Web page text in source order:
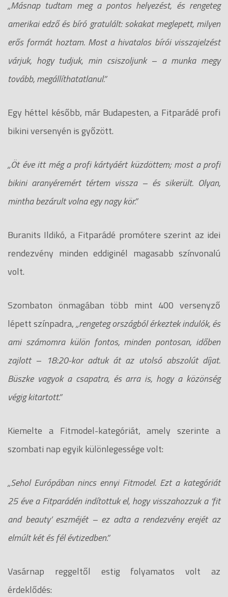
„Másnap tudtam meg a pontos helyezést, és rengeteg
amerikai edző és bíró gratulált: sokakat meglepett, milyen
erős formát hoztam. Most a hivatalos bírói visszajelzést
várjuk, hogy tudjuk, min csiszoljunk – a munka megy
tovább, megállíthatatlanul.”
Egy héttel később, már Budapesten, a Fitparádé profi
bikini versenyén is győzött.
„Öt éve itt még a profi kártyáért küzdöttem; most a profi
bikini aranyéremért tértem vissza – és sikerült. Olyan,
mintha bezárult volna egy nagy kör.”
Buranits Ildikó, a Fitparádé promótere szerint az idei
rendezvény minden eddiginél magasabb színvonalú
volt.
Szombaton önmagában több mint 400 versenyző
lépett színpadra,„rengeteg országból érkeztek indulók, és
ami számomra külön fontos, minden pontosan, időben
zajlott – 18:20-kor adtuk át az utolsó abszolút díjat.
Büszke vagyok a csapatra, és arra is, hogy a közönség
végig kitartott.”
Kiemelte a Fitmodel-kategóriát, amely szerinte a
szombati nap egyik különlegessége volt:
„Sehol Európában nincs ennyi Fitmodel. Ezt a kategóriát
25 éve a Fitparádén indítottuk el, hogy visszahozzuk a ‘fit
and beauty’ eszméjét – ez adta a rendezvény erejét az
elmúlt két és fél évtizedben.”
Vasárnap reggeltől estig folyamatos volt az
érdeklődés: